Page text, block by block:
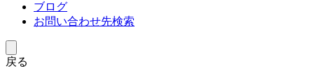
ブログ
お問い合わせ先検索
戻る